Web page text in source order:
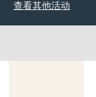
查看其他活动